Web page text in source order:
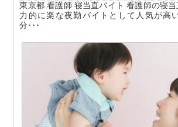
東京都 看護師 寝当直バイト 看護師の寝
力的に楽な夜勤バイトとして人気が高
分･･･